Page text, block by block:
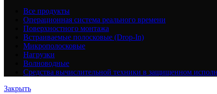
Все продукты
Операционная система реального времени
Поверхностного монтажа
Встраиваемые полосковые (Drop-In)
Микрополосковые
Нагрузки
Волноводные
Средства вычислительной техники в защищенном
Закрыть